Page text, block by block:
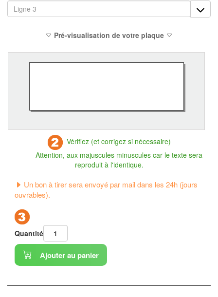
Pré-visualisation de votre plaque
Vérifiez (et corrigez si nécessaire)
Attention, aux majuscules minuscules car le texte sera
reproduit à l'identique.
Un bon à tirer sera envoyé par mail dans les 24h (jours
ouvrables).
Quantité
Ajouter au panier